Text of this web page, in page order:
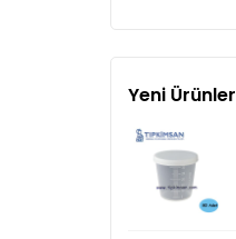
Yeni Ürünler